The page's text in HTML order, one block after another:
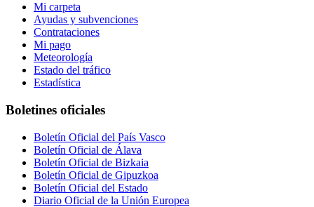
Mi carpeta
Ayudas y subvenciones
Contrataciones
Mi pago
Meteorología
Estado del tráfico
Estadística
Boletines oficiales
Boletín Oficial del País Vasco
Boletín Oficial de Álava
Boletín Oficial de Bizkaia
Boletín Oficial de Gipuzkoa
Boletín Oficial del Estado
Diario Oficial de la Unión Europea